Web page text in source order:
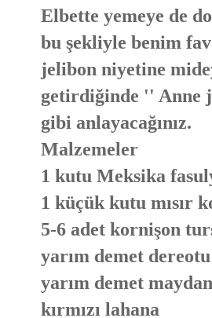
Elbette yemeye de
bu şekliyle benim
jelibon niyetine
getirdiğinde '' Anne
gibi anlayacağınız.
Malzemeler
1 kutu Meksika
1 küçük kutu mısır
5-6 adet kornişon
yarım demet dereotu
yarım demet
kırmızı lahana